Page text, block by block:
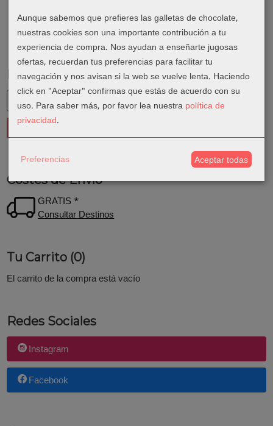
Marcas
Costes de Envío
GRATIS *
Consultar Destinos
Tu Carrito (0)
El carrito de la compra está vacío
Redes Sociales
Instagram
Facebook
Aunque sabemos que prefieres las galletas de chocolate,
nuestras cookies son una importante contribución a tu
experiencia de compra. Nos ayudan a enseñarte jugosas
ofertas, recuerdan tus preferencias para facilitar tu
navegación y nos avisan si la web se vuelve lenta. Haciendo
click en "Aceptar" confirmas que estás de acuerdo con su
uso. Para saber más, por favor lea nuestra política de
privacidad.
Preferencias Aceptar todas